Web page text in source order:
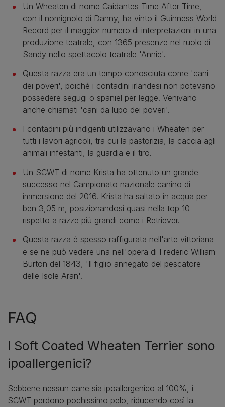
Un Wheaten di nome Caidantes Time After Time,
con il nomignolo di Danny, ha vinto il Guinness World
Record per il maggior numero di interpretazioni in una
produzione teatrale, con 1365 presenze nel ruolo di
Sandy nello spettacolo teatrale 'Annie'.
Questa razza era un tempo conosciuta come 'cani
dei poveri', poiché i contadini irlandesi non potevano
possedere segugi o spaniel per legge. Venivano
anche chiamati 'cani da lupo dei poveri'.
I contadini più indigenti utilizzavano i Wheaten per
tutti i lavori agricoli, tra cui la pastorizia, la caccia agli
animali infestanti, la guardia e il tiro.
Un SCWT di nome Krista ha ottenuto un grande
successo nel Campionato nazionale canino di
immersione del 2016. Krista ha saltato in acqua per
ben 3,05 m, posizionandosi quasi nella top 10
rispetto a razze più grandi come i Retriever.
Questa razza è spesso raffigurata nell'arte vittoriana
e se ne può vedere una nell'opera di Frederic William
Burton del 1843, 'Il figlio annegato del pescatore
delle Isole Aran'.
FAQ
I Soft Coated Wheaten Terrier sono
ipoallergenici?
Sebbene nessun cane sia ipoallergenico al 100%, i
SCWT perdono pochissimo pelo, riducendo così la